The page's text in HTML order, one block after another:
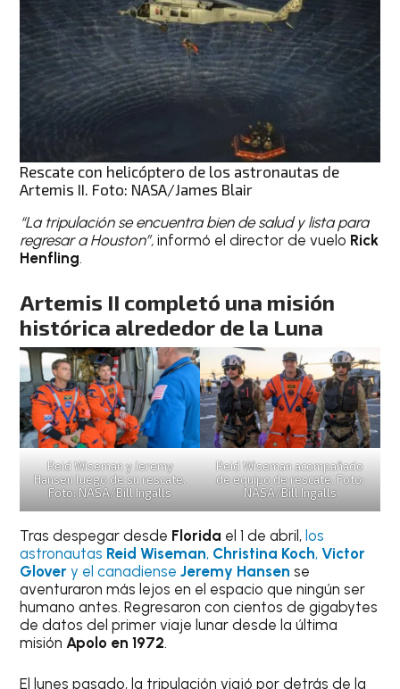
Rescate con helicóptero de los astronautas de
Artemis II. Foto: NASA/James Blair
“La tripulación se encuentra bien de salud y lista para
regresar a Houston”, informó el director de vuelo Rick
Henfling.
Artemis II completó una misión
histórica alrededor de la Luna
Reid Wiseman y Jeremy
Hansen luego de su rescate.
Foto: NASA/Bill Ingalls
Reid Wiseman acompañado
de equipo de rescate. Foto:
NASA/Bill Ingalls
Tras despegar desde Florida el 1 de abril, los
astronautas Reid Wiseman, Christina Koch,Victor
Glover y el canadienseJeremy Hansen se
aventuraron más lejos en el espacio que ningún ser
humano antes. Regresaron con cientos de gigabytes
de datos del primer viaje lunar desde la última
misiónApolo en 1972.
El lunes pasado, la tripulación viajó por detrás de la